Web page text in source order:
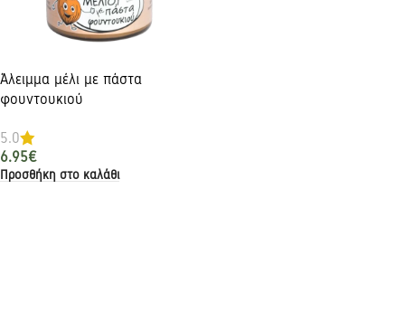
Άλειμμα μέλι με πάστα
φουντουκιού
5.0
6.95€
Προσθήκη στο καλάθι